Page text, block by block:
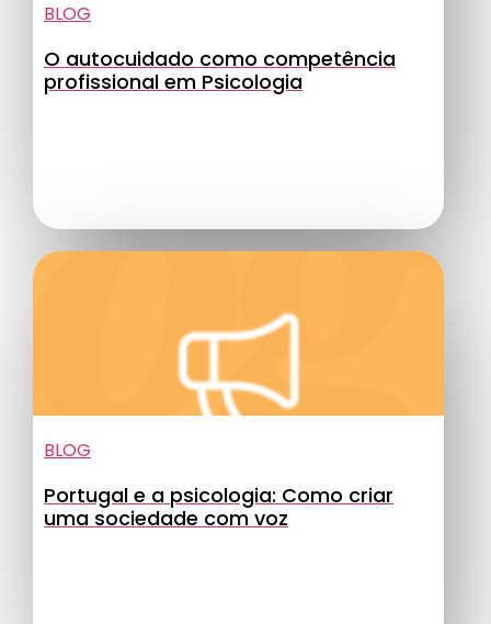
BLOG
O autocuidado como competência
profissional em Psicologia
BLOG
Portugal e a psicologia: Como criar
uma sociedade com voz